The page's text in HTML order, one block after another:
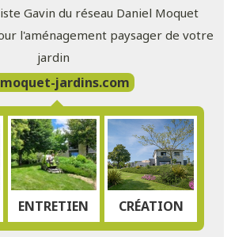
Gavin du réseau Daniel Moquet
l'aménagement paysager de votre
jardin
moquet-jardins.com
ENTRETIEN CRÉATION